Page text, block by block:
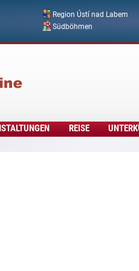
Region Ústí nad Labem
Südböhmen
REISE